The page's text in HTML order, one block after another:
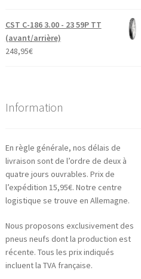
CST C-186 3.00 - 23 59P TT
(avant/arrière)
248,95€
Information
En règle générale, nos délais de
livraison sont de l’ordre de deux à
quatre jours ouvrables. Prix de
l’expédition 15,95€. Notre centre
logistique se trouve en Allemagne.
Nous proposons exclusivement des
pneus neufs dont la production est
récente. Tous les prix indiqués
incluent la TVA française.